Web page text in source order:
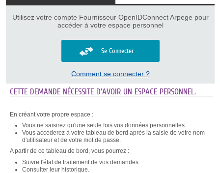
Utilisez votre compte Fournisseur OpenIDConnect Arpege pour
accéder à votre espace personnel
Se Connecter
Comment se connecter ?
CETTE DEMANDE NÉCESSITE D'AVOIR UN ESPACE PERSONNEL.
En créant votre propre espace :
Vous ne saisirez qu'une seule fois vos données personnelles.
Vous accèderez à votre tableau de bord après la saisie de votre nom
d'utilisateur et de votre mot de passe.
A partir de ce tableau de bord, vous pourrez :
Suivre l'état de traitement de vos demandes.
Consulter leur historique.